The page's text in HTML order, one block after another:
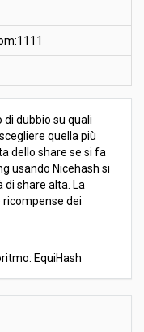
dubbio su quali
quella più
dello share se si fa
usando Nicehash si
share alta. La
dei
EquiHash